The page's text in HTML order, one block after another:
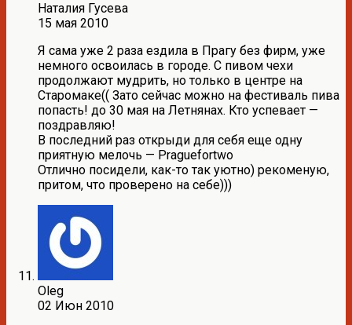
Наталия Гусева
15 мая 2010
Я сама уже 2 раза ездила в Прагу без фирм, уже
немного освоилась в городе. С пивом чехи
продолжают мудрить, но только в центре на
Старомаке(( Зато сейчас можно на фестиваль пива
попасть! до 30 мая на Летнянах. Кто успевает —
поздравляю!
В последний раз открыди для себя еще одну
приятную мелочь — Praguefortwo
Отлично посидели, как-то так уютно) рекоменую,
притом, что проверено на себе)))
Oleg
02 Июн 2010